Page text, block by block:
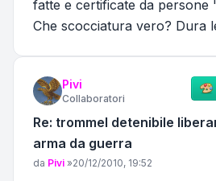
fatte e certificate da persone
Che scocciatura vero? Dura
Pivi
Collaboratori
Re: trommel detenibile
arma da guerra
Messaggio
da Pivi »20/12/2010, 19:52